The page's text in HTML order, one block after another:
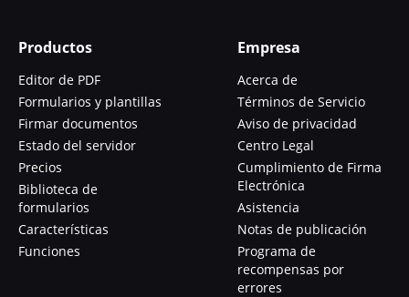
Productos
Editor de PDF
Formularios y plantillas
Firmar documentos
Estado del servidor
Precios
Biblioteca de
formularios
Características
Funciones
Empresa
Acerca de
Términos de Servicio
Aviso de privacidad
Centro Legal
Cumplimiento de Firma
Electrónica
Asistencia
Notas de publicación
Programa de
recompensas por
errores